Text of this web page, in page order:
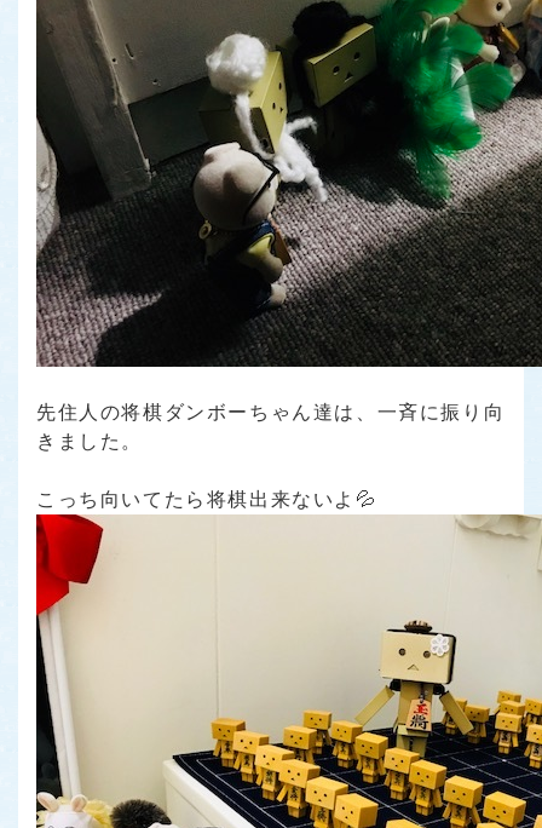
先住人の将棋ダンボーちゃん達は、一斉に振り向
きました。
こっち向いてたら将棋出来ないよ💦